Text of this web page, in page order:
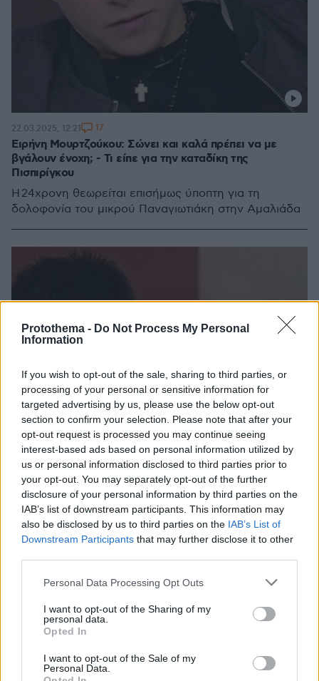
Protothema - Do Not Process My Personal
Information
If you wish to opt-out of the sale, sharing to third parties, or
processing of your personal or sensitive information for
targeted advertising by us, please use the below opt-out
section to confirm your selection. Please note that after your
opt-out request is processed you may continue seeing
interest-based ads based on personal information utilized by
us or personal information disclosed to third parties prior to
your opt-out. You may separately opt-out of the further
disclosure of your personal information by third parties on the
IAB’s list of downstream participants. This information may
also be disclosed by us to third parties on the IAB’s List of
Downstream Participants that may further disclose it to other
Please note that this website/app uses one or more Google
not limited to your visit or usage behaviour. You may click to
grant or deny consent to Google and its third-party tags to
use your data for below specified purposes in below Google
consent section.
Personal Data Processing Opt Outs
I want to opt-out of the Sharing of my
personal data.
Opted In
I want to opt-out of the Sale of my
Personal Data.
Ειρήνη Μουρτζούκου: Σώνει και καλά πρέπει να με
βγάλουν ένοχη; - Τι είπε για την καταδίκη της
Πισπιρίγκου
Η 24χρονη θεωρείται επισήμως ύποπτη για τη
δολοφονία του μικρού Παναγιωτιάκη στην Αμαλιάδα
22.03.2025, 12:21 17
ιατροδικαστών ο θάνατος του Παναγιωτάκη με εντολή
εισαγγελέα
Θεωρείται πιθανό οι ιστοπαθολογικές εξετάσεις να
αποσταλούν στο εξωτερικό για περαιτέρω ανάλυση
20.03.2025, 19:01 2